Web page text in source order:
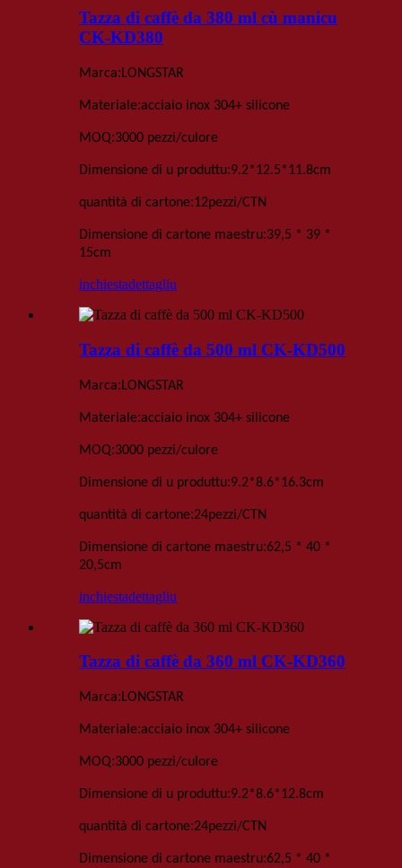
Tazza di caffè da 380 ml cù manicu
CK-KD380
Marca:LONGSTAR
Materiale:acciaio inox 304+ silicone
MOQ:3000 pezzi/culore
Dimensione di u produttu:9.2*12.5*11.8cm
quantità di cartone:12pezzi/CTN
Dimensione di cartone maestru:39,5 * 39 *
15cm
inchiestadettagliu
Tazza di caffè da 500 ml CK-KD500
Marca:LONGSTAR
Materiale:acciaio inox 304+ silicone
MOQ:3000 pezzi/culore
Dimensione di u produttu:9.2*8.6*16.3cm
quantità di cartone:24pezzi/CTN
Dimensione di cartone maestru:62,5 * 40 *
20,5cm
inchiestadettagliu
Tazza di caffè da 360 ml CK-KD360
Marca:LONGSTAR
Materiale:acciaio inox 304+ silicone
MOQ:3000 pezzi/culore
Dimensione di u produttu:9.2*8.6*12.8cm
quantità di cartone:24pezzi/CTN
Dimensione di cartone maestru:62,5 * 40 *